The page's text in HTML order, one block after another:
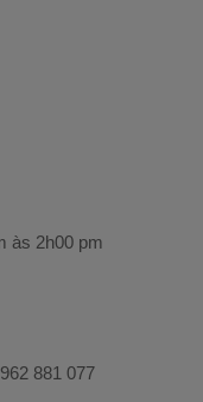
às 2h00 pm
881 077